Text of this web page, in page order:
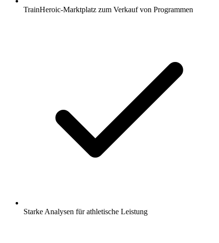
TrainHeroic-Marktplatz zum Verkauf von Programmen
Starke Analysen für athletische Leistung